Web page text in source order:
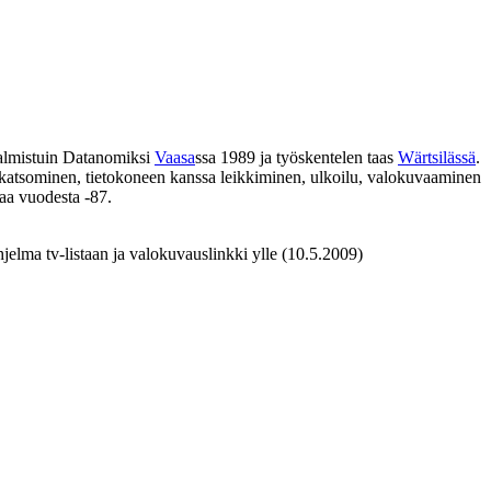
Datanomiksi Vaasassa 1989 ja työskentelen taas Wärtsilässä.
tietokoneen kanssa leikkiminen, ulkoilu, valokuvaaminen
vuodesta -87.
tv-listaan ja valokuvauslinkki ylle (10.5.2009)